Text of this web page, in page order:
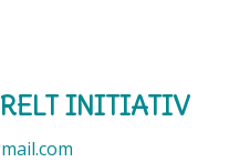
INITIATIV